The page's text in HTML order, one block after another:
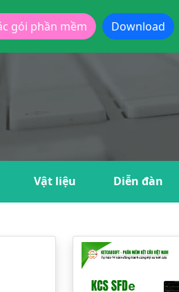
gói phần mềm Download
Vật liệu Diễn đàn